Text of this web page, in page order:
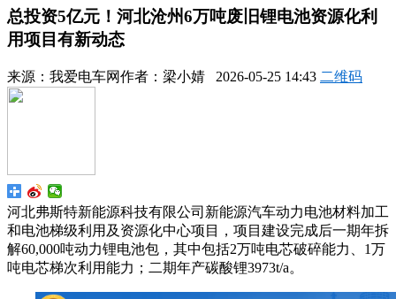
总投资5亿元！河北沧州6万吨废旧锂电池资源化利
用项目有新动态
来源： 我爱电车网作者： 梁小婧 2026-05-25 14:43 二维码
河北弗斯特新能源科技有限公司新能源汽车动力电池材料加工
和电池梯级利用及资源化中心项目，项目建设完成后一期年拆
解60,000吨动力锂电池包，其中包括2万吨电芯破碎能力、1万
吨电芯梯次利用能力；二期年产碳酸锂3973t/a。